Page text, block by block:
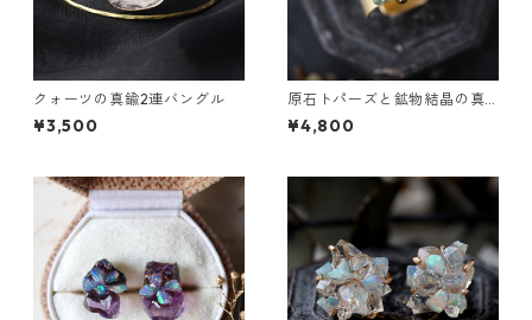
クォーツの真鍮2連バングル
¥3,500
原石トパーズと鉱物結晶の真
鍮幅広イヤーカフ
¥4,800